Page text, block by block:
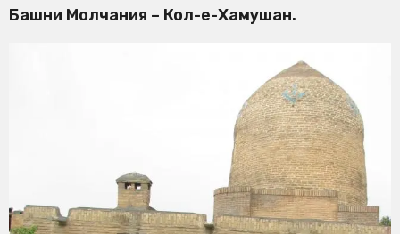
Башни Молчания – Кол-е-Хамушан.